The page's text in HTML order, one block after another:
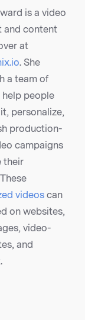
is a video
and content
at
. She
a team of
people
personalize,
production-
campaigns
their
videos can
on websites,
video-
and